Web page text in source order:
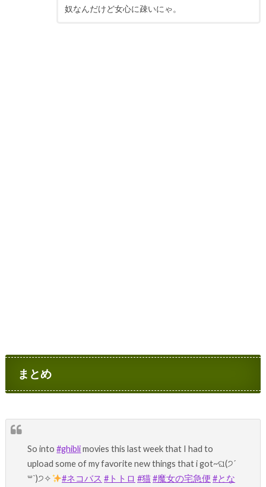
奴なんだけど女心に疎いにゃ。
まとめ
So into#ghiblimovies this last week that I had to
upload some of my favorite new things that i got~ଘ(੭ˊ
꒳ˋ)੭✧
#ネコバス #トトロ #猫#魔女の宅急便 #とな